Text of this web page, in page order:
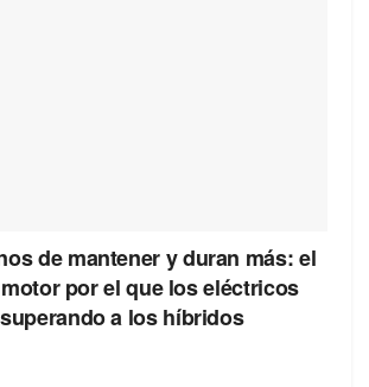
de mantener y duran más: el
por el que los eléctricos
a los híbridos